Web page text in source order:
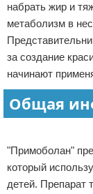
Водный
Похудание
Йога и пилатес
Хоккей
Волейбол
Детский
набрать жир и
метаболизм в
за создание
начинают
Общая
"Примоболан"
который
детей. Препарат